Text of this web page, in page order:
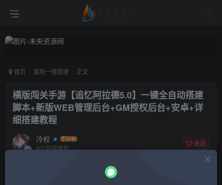
首页 游戏一键搭建 正文
横版闯关手游【追忆阿拉德5.0】一键全自动搭建
脚本+新版WEB管理后台+GM授权后台+安卓+详
细搭建教程
冷权
9个月前更新
关注